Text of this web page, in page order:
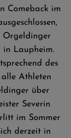
Comeback im
Orgeldinger
in Laupheim.
des
Athleten
über
Severin
im Sommer
derzeit in